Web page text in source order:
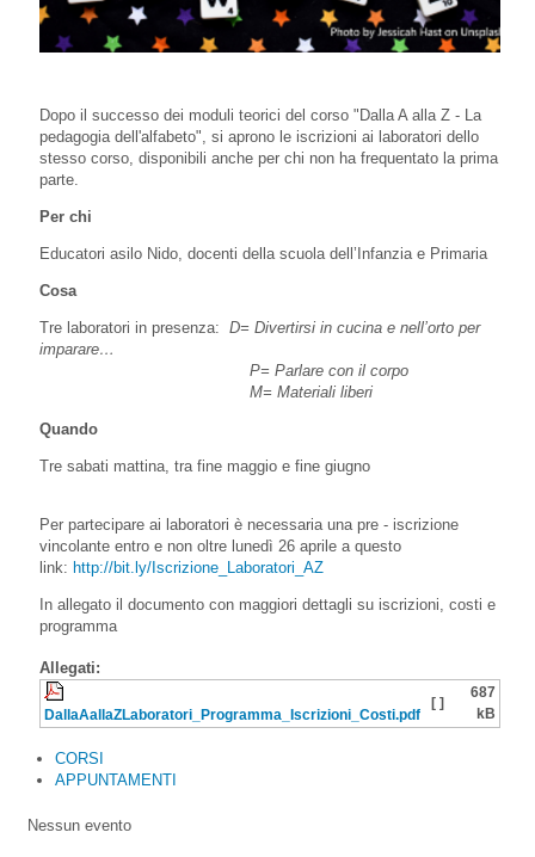
Dopo il successo dei moduli teorici del corso "Dalla A alla Z - La
pedagogia dell'alfabeto", si aprono le iscrizioni ai laboratori dello
stesso corso, disponibili anche per chi non ha frequentato la prima
parte.
Per chi
Educatori asilo Nido, docenti della scuola dell’Infanzia e Primaria
Cosa
Tre laboratori in presenza: D= Divertirsi in cucina e nell’orto per
imparare…
P= Parlare con il corpo
M= Materiali liberi
Quando
Tre sabati mattina, tra fine maggio e fine giugno
Per partecipare ai laboratori è necessaria una pre - iscrizione
vincolante entro e non oltre lunedì 26 aprile a questo
link: http://bit.ly/Iscrizione_Laboratori_AZ
In allegato il documento con maggiori dettagli su iscrizioni, costi e
programma
Allegati:
DallaAallaZLaboratori_Programma_Iscrizioni_Costi.pdf
[ ]
687
kB
CORSI
APPUNTAMENTI
Nessun evento